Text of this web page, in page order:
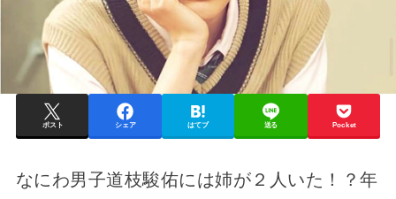
ポスト シェア はてブ 送る Pocket
なにわ男子道枝駿佑には姉が２人いた！？年